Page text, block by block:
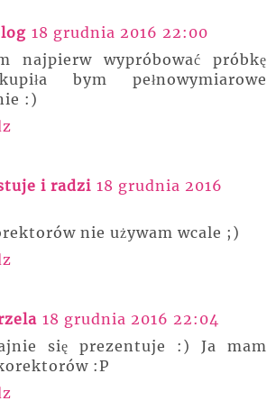
18 grudnia 2016 22:00
najpierw wypróbować próbkę
bym pełnowymiarowe
:)
i radzi 18 grudnia 2016
nie używam wcale ;)
18 grudnia 2016 22:04
się prezentuje :) Ja mam
:P